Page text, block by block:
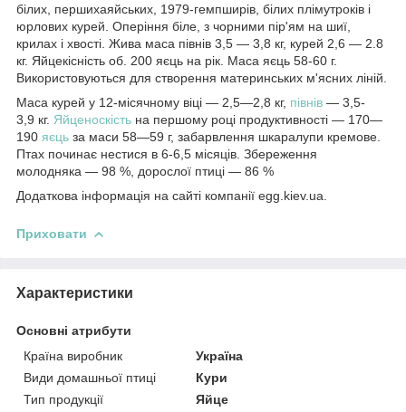
білих, першихаяйських, 1979-гемпширів, білих плімутроків і
юрлових курей. Оперіння біле, з чорними пір'ям на шиї,
крилах і хвості. Жива маса півнів 3,5 — 3,8 кг, курей 2,6 — 2.8
кг. Яйцекісність об. 200 яєць на рік. Маса яєць 58-60 г.
Використовуються для створення материнських м'ясних ліній.
Маса курей у 12-місячному віці — 2,5—2,8 кг, півнів — 3,5-
3,9 кг. Яйценоскість на першому році продуктивності — 170—
190 яєць за маси 58—59 г, забарвлення шкаралупи кремове.
Птах починає нестися в 6-6,5 місяців. Збереження
молодняка — 98 %, дорослої птиці — 86 %
Додаткова інформація на сайті компанії egg.kiev.ua.
Приховати
Характеристики
Основні атрибути
Країна виробник
Україна
Види домашньої птиці
Кури
Тип продукції
Яйце